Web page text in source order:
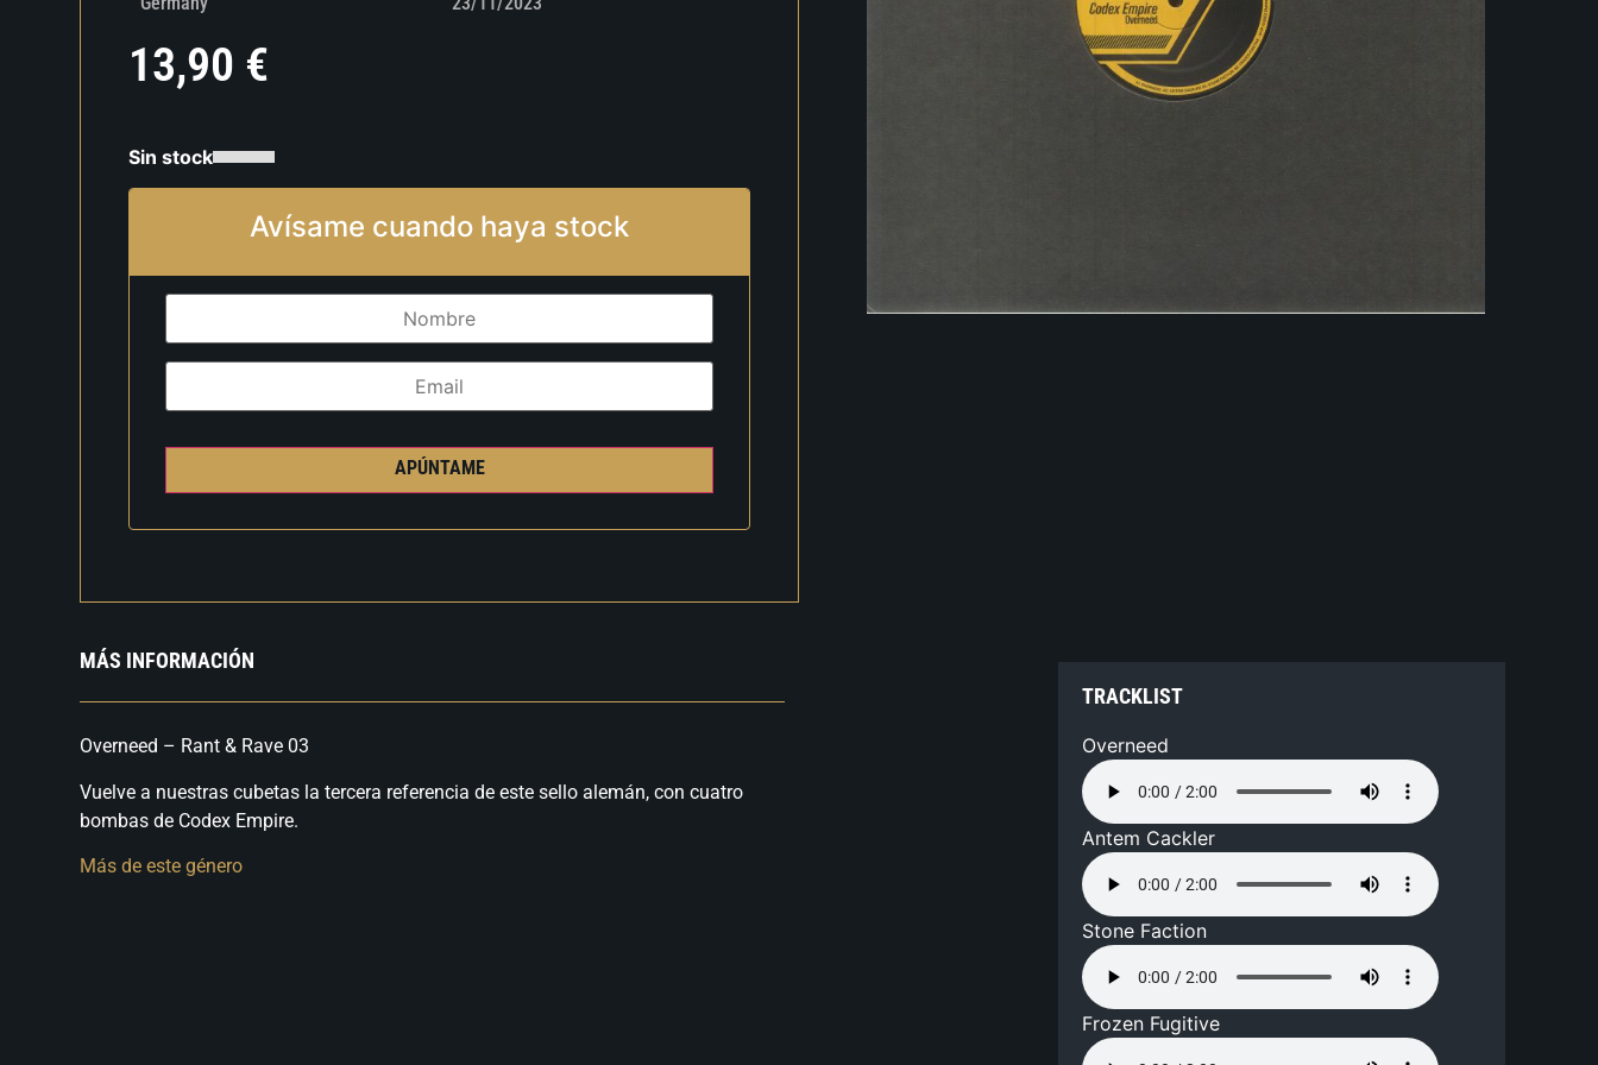
13,90 €
Sin stock
Avísame cuando haya stock
APÚNTAME
MÁS INFORMACIÓN
Overneed – Rant & Rave 03
Vuelve a nuestras cubetas la tercera referencia de este sello alemán, con cuatro
bombas de Codex Empire.
Más de este género
TRACKLIST
Overneed
Antem Cackler
Stone Faction
Frozen Fugitive